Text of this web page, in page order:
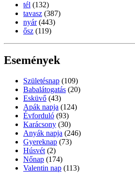
tél (132)
tavasz (387)
nyár (443)
ősz (119)
Események
Születésnap (109)
Babalátogatás (20)
Esküvő (43)
Apák napja (124)
Évforduló (93)
Karácsony (30)
Anyák napja (246)
Gyereknap (73)
Húsvét (2)
Nőnap (174)
Valentin nap (113)